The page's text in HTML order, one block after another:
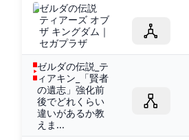
ゼルダの伝説
ティアーズ オブ
ザ キングダム｜
セガプラザ
ゼルダの伝説_テ
ィアキン_「賢者
の遺志」強化前
後でどれくらい
違いがあるか教
えま...